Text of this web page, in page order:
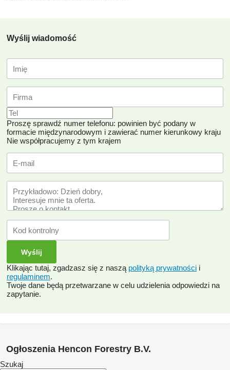
Wyślij wiadomość
Proszę sprawdź numer telefonu: powinien być podany w
formacie międzynarodowym i zawierać numer kierunkowy kraju
Nie współpracujemy z tym krajem
Klikając tutaj, zgadzasz się z naszą polityką prywatności i
regulaminem.
Twoje dane będą przetwarzane w celu udzielenia odpowiedzi na
zapytanie.
Ogłoszenia Hencon Forestry B.V.
Szukaj